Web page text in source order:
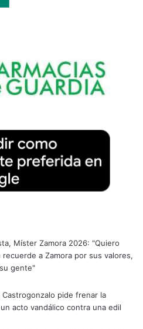
Míster Zamora 2026: "Quiero
a Zamora por sus valores,
gente"
Castrogonzalo pide frenar la
acto vandálico contra una edil